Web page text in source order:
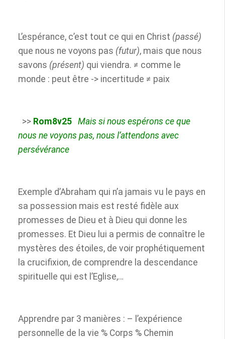
L’espérance, c’est tout ce qui en Christ (passé)
que nous ne voyons pas (futur), mais que nous
savons (présent) qui viendra. ≠ comme le
monde : peut être -> incertitude ≠ paix
>> Rom8v25 Mais si nous espérons ce que
nous ne voyons pas, nous l’attendons avec
persévérance
Exemple d’Abraham qui n’a jamais vu le pays en
sa possession mais est resté fidèle aux
promesses de Dieu et à Dieu qui donne les
promesses. Et Dieu lui a permis de connaître le
mystères des étoiles, de voir prophétiquement
la crucifixion, de comprendre la descendance
spirituelle qui est l’Eglise,…
Apprendre par 3 manières : – l’expérience
personnelle de la vie % Corps % Chemin